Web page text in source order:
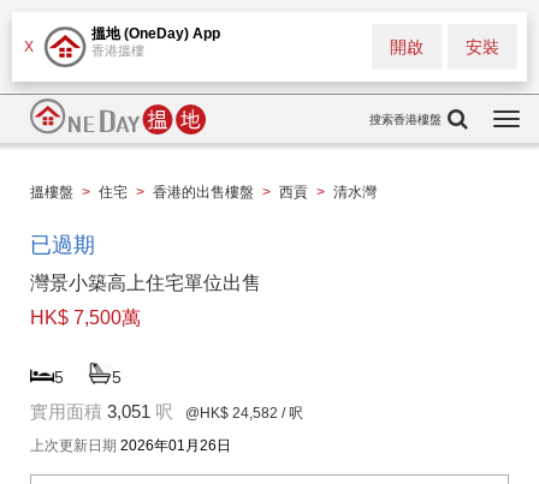
X
搵地 (OneDay) App
香港搵樓 安裝
開啟
搜索香港樓盤
搵樓盤 > 住宅 > 香港的出售樓盤 > 西貢 > 清水灣
已過期
灣景小築高上住宅單位出售
HK$ 7,500萬
5 5
實用面積 3,051 呎 @HK$ 24,582 / 呎
上次更新日期 2026年01月26日